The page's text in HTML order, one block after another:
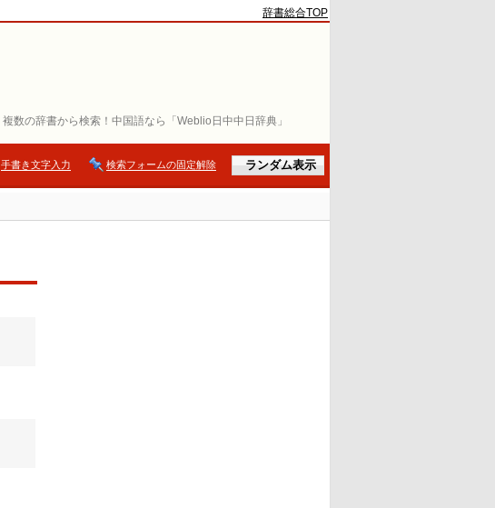
複数の辞書から検索！中国語なら「Weblio日中中日辞典」
辞書総合TOP
手書き文字入力 検索フォームの固定解除